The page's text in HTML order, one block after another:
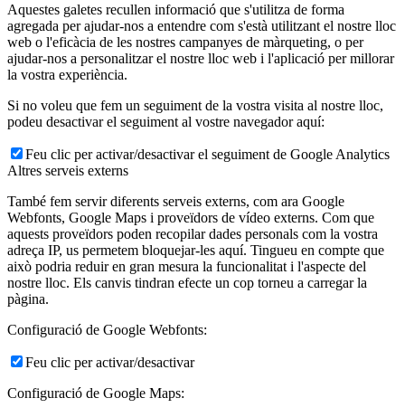
Aquestes galetes recullen informació que s'utilitza de forma
agregada per ajudar-nos a entendre com s'està utilitzant el nostre lloc
web o l'eficàcia de les nostres campanyes de màrqueting, o per
ajudar-nos a personalitzar el nostre lloc web i l'aplicació per millorar
la vostra experiència.
Si no voleu que fem un seguiment de la vostra visita al nostre lloc,
podeu desactivar el seguiment al vostre navegador aquí:
Feu clic per activar/desactivar el seguiment de Google Analytics
Altres serveis externs
També fem servir diferents serveis externs, com ara Google
Webfonts, Google Maps i proveïdors de vídeo externs. Com que
aquests proveïdors poden recopilar dades personals com la vostra
adreça IP, us permetem bloquejar-les aquí. Tingueu en compte que
això podria reduir en gran mesura la funcionalitat i l'aspecte del
nostre lloc. Els canvis tindran efecte un cop torneu a carregar la
pàgina.
Configuració de Google Webfonts:
Feu clic per activar/desactivar
Configuració de Google Maps: